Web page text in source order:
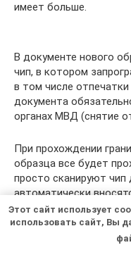
имеет больше.
В документе нового
чип, в котором
в том числе
документа
органах МВД (снятие
При прохождении
образца все будет
просто сканируют
автоматически
вносить вручную.
Размер
Этот сайт использует
использовать сайт, Вы